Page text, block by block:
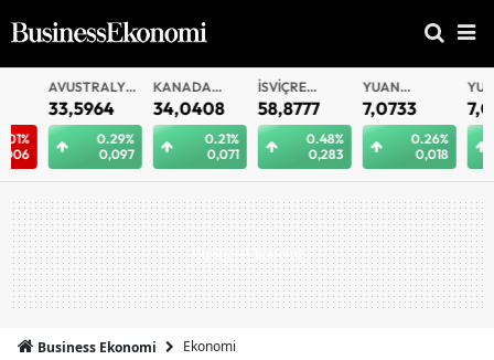
AVUSTRALYA
DOLARI
33,5964
0.29%
0,097
KANADA
DOLARI
34,0408
0.21%
0,071
İSVIÇRE
FRANKI
58,8777
0.48%
0,283
OFFSHORE
7,0733
0.26%
0,018
7,0724
Business Ekonomi Ekonomi